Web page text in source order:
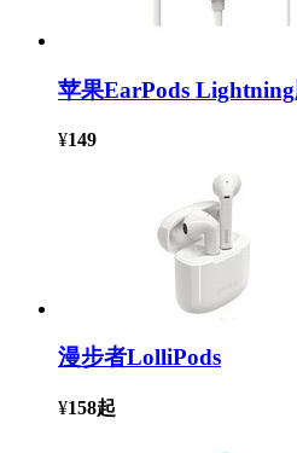
苹果EarPods
¥149
漫步者LolliPods
¥158起